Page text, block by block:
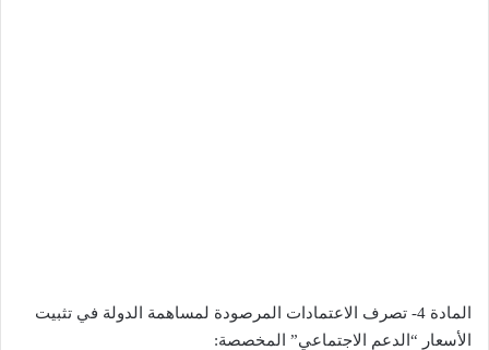
المادة 4- تصرف الاعتمادات المرصودة لمساهمة الدولة في تثبيت
الأسعار “الدعم الاجتماعي” المخصصة: